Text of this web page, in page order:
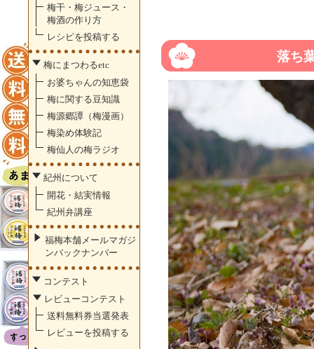
梅干・梅ジュース・
梅酒の作り方
レシピを投稿する
梅にまつわるetc
お婆ちゃんの知恵袋
梅に関する豆知識
梅源郷譚（梅漫画）
梅染め体験記
梅仙人の梅ラジオ
紀州について
開花・結実情報
紀州弁講座
福梅本舗メールマガジ
ンバックナンバー
コンテスト
レビューコンテスト
送料無料券当選発表
レビューを投稿する
落ち